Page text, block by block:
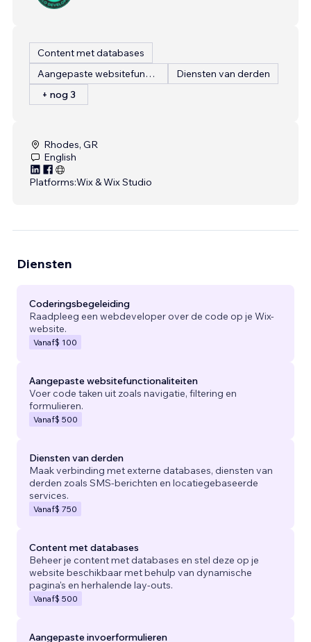
Content met databases
Aangepaste websitefunctionaliteiten
Diensten van derden
+ nog 3
Rhodes, GR
English
Platforms:Wix & Wix Studio
Diensten
Coderingsbegeleiding
Raadpleeg een webdeveloper over de code op je Wix-
website.
Vanaf$ 100
Aangepaste websitefunctionaliteiten
Voer code taken uit zoals navigatie, filtering en
formulieren.
Vanaf$ 500
Diensten van derden
Maak verbinding met externe databases, diensten van
derden zoals SMS-berichten en locatiegebaseerde
services.
Vanaf$ 750
Content met databases
Beheer je content met databases en stel deze op je
website beschikbaar met behulp van dynamische
pagina's en herhalende lay-outs.
Vanaf$ 500
Aangepaste invoerformulieren